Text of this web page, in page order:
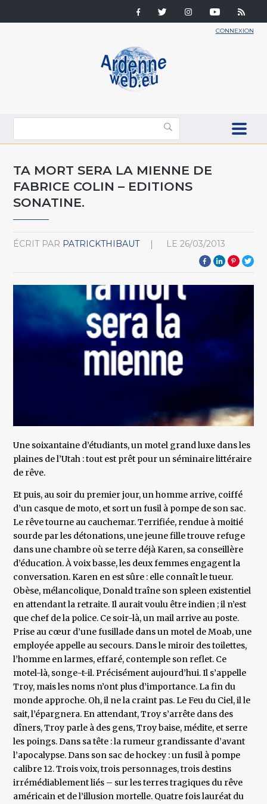
CONNEXION
TA MORT SERA LA MIENNE DE
FABRICE COLIN – EDITIONS
SONATINE.
ÉCRIT PAR PATRICKTHIBAUT LE 26/03/2013
Une soixantaine d’étudiants, un motel grand luxe dans les
plaines de l’Utah : tout est prêt pour un séminaire littéraire
de rêve.
Et puis, au soir du premier jour, un homme arrive, coiffé
d’un casque de moto, et sort un fusil à pompe de son sac.
Le rêve tourne au cauchemar. Terrifiée, rendue à moitié
sourde par les détonations, une jeune fille trouve refuge
dans une chambre où se terre déjà Karen, sa conseillère
d’éducation. À voix basse, les deux femmes engagent la
conversation. Karen en est sûre : elle connaît le tueur.
Obèse, mélancolique, Donald traîne son spleen existentiel
en attendant la retraite. Il aurait voulu être indien ; il n’est
que chef de la police. Ce soir-là, un mail arrive au poste.
Prise au cœur d’une fusillade dans un motel de Moab, une
employée appelle au secours. Dans le miroir des toilettes,
l’homme en larmes, effaré, contemple son reflet. Ce
motel-là, songe-t-il. Précisément aujourd’hui. Il s’appelle
Troy, mais les noms n’ont plus d’importance. La fin du
monde approche. Oh, il ne la craint pas. Le Feu du Ciel, il le
sait, l’épargnera. En attendant, Troy s’arrête dans des
dîners, Troy parle à des gens, Troy baise, médite, et serre
les poings. Dans sa tête : la rumeur grandissante d’avant
l’apocalypse. Dans son sac de hockey : un fusil à pompe
calibre 12. Trois voix, trois personnages, trois destins
irrémédiablement liés – sur les terres tragiques du rêve
américain et de l’illusion mortelle. Quatre fois lauréat du